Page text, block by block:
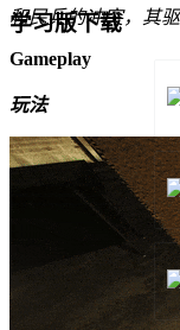
和民兵的冲突，其
Gameplay
玩法
学习版下载